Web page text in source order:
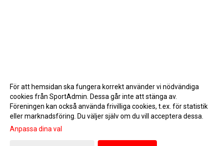
Gå till Webbversion
För att hemsidan ska fungera korrekt använder vi nödvändiga
cookies från SportAdmin. Dessa går inte att stänga av.
Föreningen kan också använda frivilliga cookies, t.ex. för statistik
eller marknadsföring. Du väljer själv om du vill acceptera dessa.
Anpassa dina val